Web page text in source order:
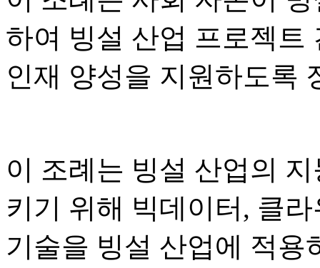
하여 빙설 산업 프로젝트
인재 양성을 지원하도록
이 조례는 빙설 산업의
키기 위해 빅데이터, 클
기술을 빙설 산업에 적용